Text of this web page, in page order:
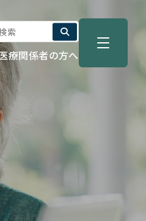
療関係者の方へ